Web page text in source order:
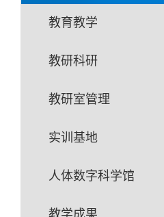
教育教学
教研科研
教研室管理
实训基地
人体数字科学馆
教学成果